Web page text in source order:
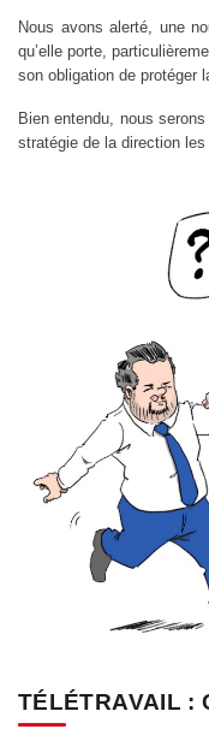
Nous avons alerté, une
qu’elle porte,
son obligation de protéger
Bien entendu, nous
stratégie de la direction
TÉLÉTRAVAIL :